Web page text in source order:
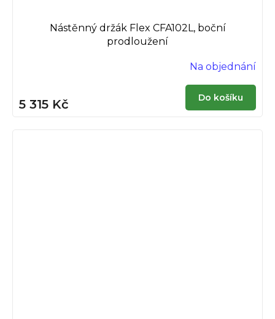
Nástěnný držák Flex CFA102L, boční
prodloužení
Na objednání
5 315 Kč Do košíku